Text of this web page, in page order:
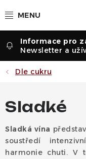
na
Vína dle druhu
Vína dle příležitosti
Pochutiny
Newsletter a
Dle cukru
Sladké
Sladká vína
soustředí
harmonie chuti. V